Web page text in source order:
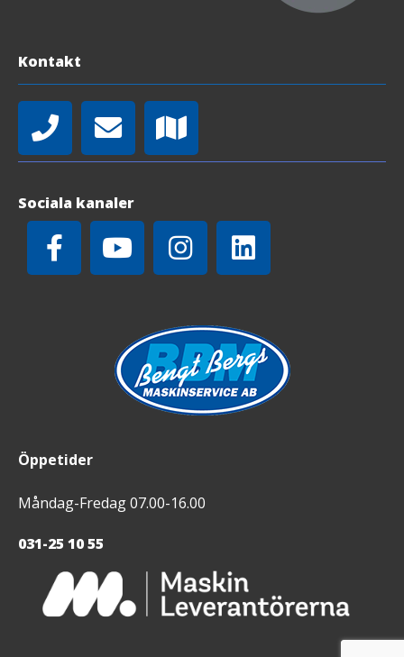
Kontakt
Sociala kanaler
Öppetider
Måndag-Fredag 07.00-16.00
031-25 10 55